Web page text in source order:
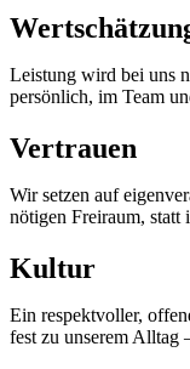
Leistung wird bei uns
persönlich, im Team
Vertrauen
Wir setzen auf
nötigen Freiraum, statt
Kultur
Ein respektvoller,
fest zu unserem Alltag